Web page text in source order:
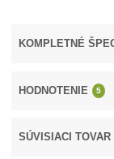
KOMPLETNÉ
HODNOTENIE 5
SÚVISIACI TOVAR